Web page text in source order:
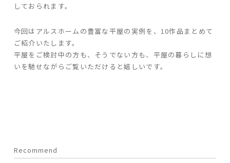
よくあるご質問
企業情報
採用情報
しておられます。
今回はアルスホームの豊富な平屋の実例を、10作品まとめて
ご紹介いたします。
平屋をご検討中の方も、そうでない方も、平屋の暮らしに想
いを馳せながらご覧いただけると嬉しいです。
Recommend